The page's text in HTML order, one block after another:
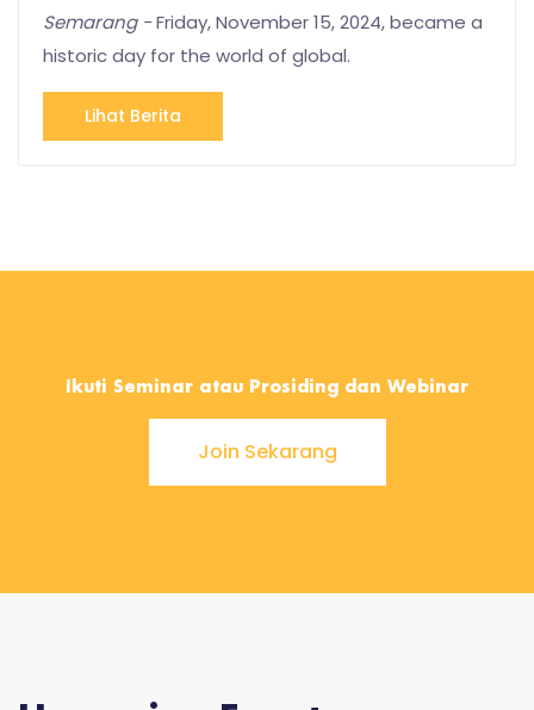
Semarang -Friday, November 15, 2024, became a
historic day for the world of global.
Lihat Berita
Ikuti Seminar atau Prosiding dan Webinar
Join Sekarang